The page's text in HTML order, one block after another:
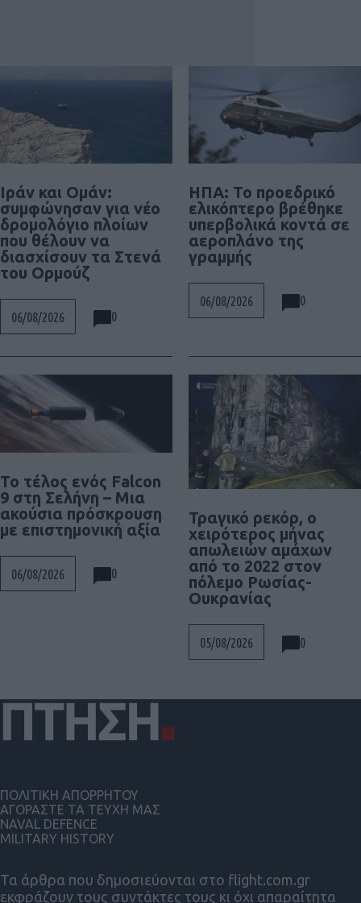
Ιράν και Ομάν:
συμφώνησαν για νέο
δρομολόγιο πλοίων
που θέλουν να
διασχίσουν τα Στενά
του Ορμούζ
06/08/2026 0
ΗΠΑ: Το προεδρικό
ελικόπτερο βρέθηκε
υπερβολικά κοντά σε
αεροπλάνο της
γραμμής
06/08/2026 0
Το τέλος ενός Falcon
9 στη Σελήνη – Μια
ακούσια πρόσκρουση
με επιστημονική αξία
06/08/2026 0
Τραγικό ρεκόρ, ο
χειρότερος μήνας
απωλειών αμάχων
από το 2022 στον
πόλεμο Ρωσίας-
Ουκρανίας
05/08/2026 0
Τα άρθρα που δημοσιεύονται στο flight.com.gr
εκφράζουν τους συντάκτες τους κι όχι απαραίτητα
ΠΟΛΙΤΙΚΗ ΑΠΟΡΡΗΤΟΥ
ΑΓΟΡΑΣΤΕ ΤΑ ΤΕΥΧΗ ΜΑΣ
NAVAL DEFENCE
MILITARY HISTORY